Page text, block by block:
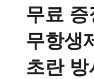
무료 증
무항생
초란 방